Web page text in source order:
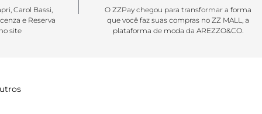
Carol Bassi,
e Reserva
site
O ZZPay chegou para transformar a forma
que você faz suas compras no ZZ MALL, a
plataforma de moda da AREZZO&CO.